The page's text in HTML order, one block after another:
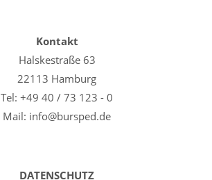
Kontakt
Halskestraße 63
22113 Hamburg
Tel: +49 40 / 73 123 - 0
Mail: info@bursped.de
DATENSCHUTZ